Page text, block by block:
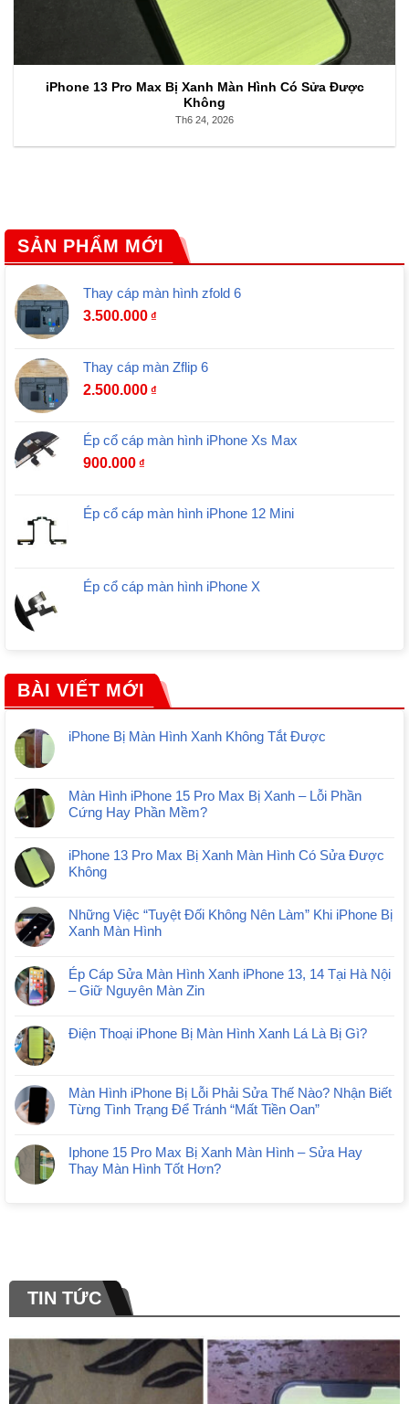
iPhone 13 Pro Max Bị Xanh Màn Hình Có Sửa Được
Không
Th6 24, 2026
SẢN PHẨM MỚI
Thay cáp màn hình zfold 6
3.500.000 ₫
Thay cáp màn Zflip 6
2.500.000 ₫
Ép cổ cáp màn hình iPhone Xs Max
900.000 ₫
Ép cổ cáp màn hình iPhone 12 Mini
Ép cổ cáp màn hình iPhone X
BÀI VIẾT MỚI
iPhone Bị Màn Hình Xanh Không Tắt Được
Màn Hình iPhone 15 Pro Max Bị Xanh – Lỗi Phần
Cứng Hay Phần Mềm?
iPhone 13 Pro Max Bị Xanh Màn Hình Có Sửa Được
Không
Những Việc “Tuyệt Đối Không Nên Làm” Khi iPhone Bị
Xanh Màn Hình
Ép Cáp Sửa Màn Hình Xanh iPhone 13, 14 Tại Hà Nội
– Giữ Nguyên Màn Zin
Điện Thoại iPhone Bị Màn Hình Xanh Lá Là Bị Gì?
Màn Hình iPhone Bị Lỗi Phải Sửa Thế Nào? Nhận Biết
Từng Tình Trạng Để Tránh “Mất Tiền Oan”
Iphone 15 Pro Max Bị Xanh Màn Hình – Sửa Hay
Thay Màn Hình Tốt Hơn?
TIN TỨC